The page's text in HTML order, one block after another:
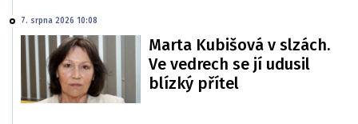
7. srpna 2026 10:08
Marta Kubišová v slzách.
Ve vedrech se jí udusil
blízký přítel